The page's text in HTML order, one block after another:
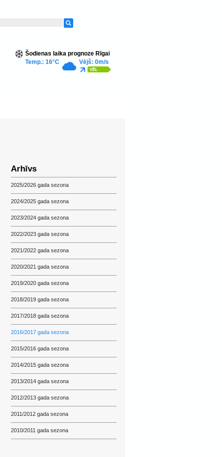
Šodienas laika prognoze Rīgai
Temp.: 16°C
Vējš: 0m/s
Arhīvs
2025/2026 gada sezona
2024/2025 gada sezona
2023/2024 gada sezona
2022/2023 gada sezona
2021/2022 gada sezona
2020/2021 gada sezona
2019/2020 gada sezona
2018/2019 gada sezona
2017/2018 gada sezona
2016/2017 gada sezona
2015/2016 gada sezona
2014/2015 gada sezona
2013/2014 gada sezona
2012/2013 gada sezona
2011/2012 gada sezona
2010/2011 gada sezona